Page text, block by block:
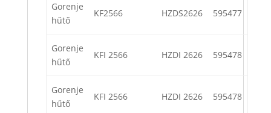
Gorenje
hűtő
KF2566 HZDS2626 595477
Gorenje
hűtő
KFI 2566 HZDI 2626 595478
Gorenje
hűtő
KFI 2566 HZDI 2626 595478